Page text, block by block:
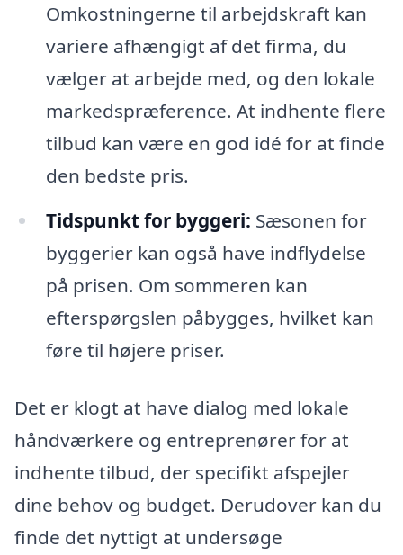
Omkostningerne til arbejdskraft kan
variere afhængigt af det firma, du
vælger at arbejde med, og den lokale
markedspræference. At indhente flere
tilbud kan være en god idé for at finde
den bedste pris.
Tidspunkt for byggeri: Sæsonen for
byggerier kan også have indflydelse
på prisen. Om sommeren kan
efterspørgslen påbygges, hvilket kan
føre til højere priser.
Det er klogt at have dialog med lokale
håndværkere og entreprenører for at
indhente tilbud, der specifikt afspejler
dine behov og budget. Derudover kan du
finde det nyttigt at undersøge